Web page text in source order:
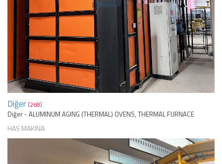
Diğer (268)
Diğer - ALUMINUM AGING (THERMAL) OVENS, THERMAL FURNACE
HAS MAKINA